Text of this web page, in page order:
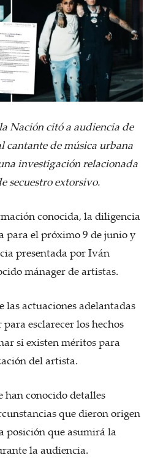
Nación citó a audiencia de
cantante de música urbana
investigación relacionada
secuestro extorsivo.
conocida, la diligencia
para el próximo 9 de junio y
presentada por Iván
mánager de artistas.
las actuaciones adelantadas
esclarecer los hechos
si existen méritos para
del artista.
han conocido detalles
que dieron origen
posición que asumirá la
la audiencia.